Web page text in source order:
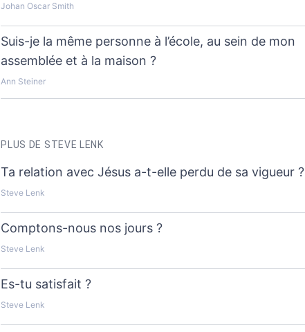
Johan Oscar Smith
Suis-je la même personne à l’école, au sein de mon
assemblée et à la maison ?
Ann Steiner
PLUS DE STEVE LENK
Ta relation avec Jésus a-t-elle perdu de sa vigueur ?
Steve Lenk
Comptons-nous nos jours ?
Steve Lenk
Es-tu satisfait ?
Steve Lenk